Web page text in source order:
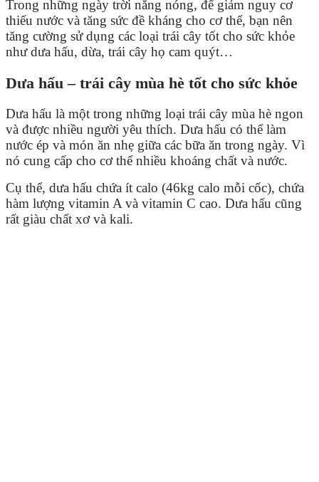
Trong những ngày trời nắng nóng, để giảm nguy cơ
thiếu nước và tăng sức đề kháng cho cơ thể, bạn nên
tăng cường sử dụng các loại trái cây tốt cho sức khỏe
như dưa hấu, dừa, trái cây họ cam quýt…
Dưa hấu – trái cây mùa hè tốt cho sức khỏe
Dưa hấu là một trong những loại trái cây mùa hè ngon
và được nhiều người yêu thích. Dưa hấu có thể làm
nước ép và món ăn nhẹ giữa các bữa ăn trong ngày. Vì
nó cung cấp cho cơ thể nhiều khoáng chất và nước.
Cụ thể, dưa hấu chứa ít calo (46kg calo mỗi cốc), chứa
hàm lượng vitamin A và vitamin C cao. Dưa hấu cũng
rất giàu chất xơ và kali.